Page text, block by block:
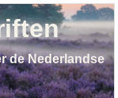
de Nederlandse